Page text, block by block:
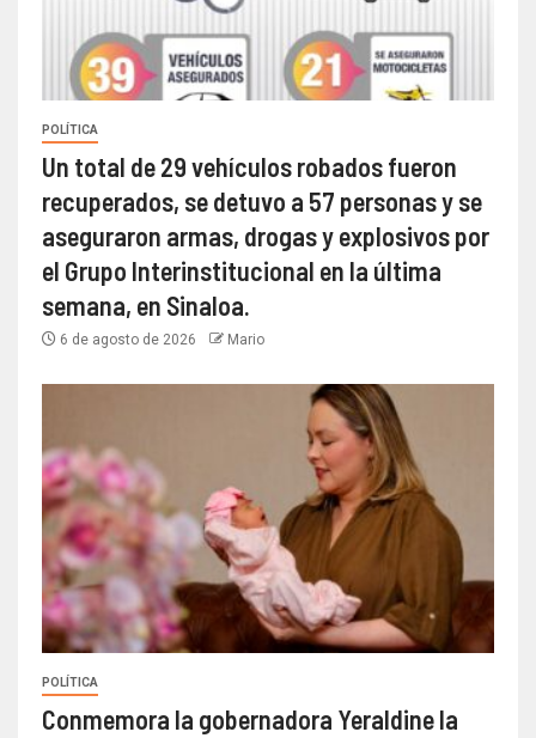
POLÍTICA
Un total de 29 vehículos robados fueron
recuperados, se detuvo a 57 personas y se
aseguraron armas, drogas y explosivos por
el Grupo Interinstitucional en la última
semana, en Sinaloa.
6 de agosto de 2026 Mario
POLÍTICA
Conmemora la gobernadora Yeraldine la